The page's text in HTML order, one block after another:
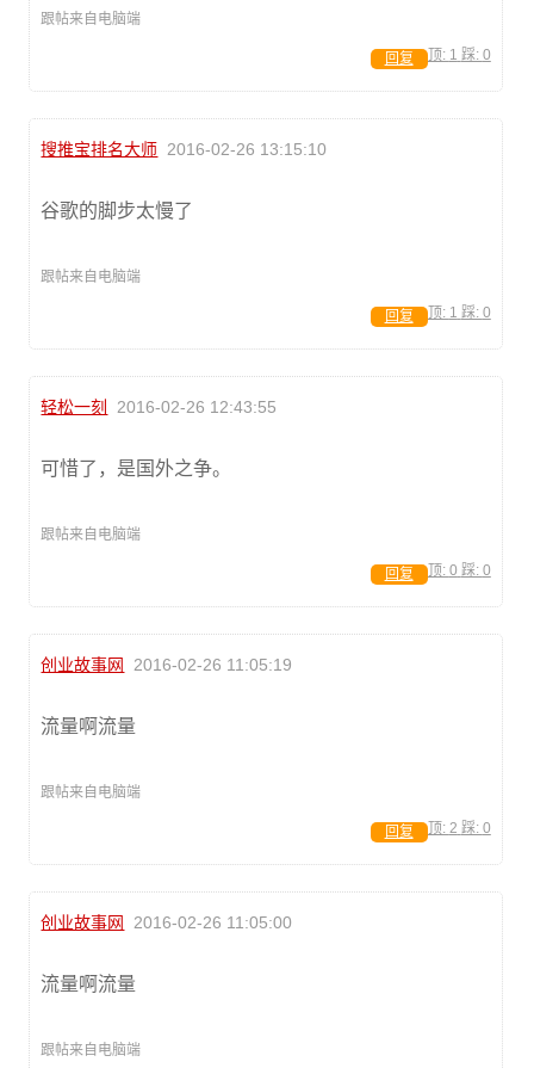
跟帖来自电脑端
顶: 1 踩: 0
回复
搜推宝排名大师 2016-02-26 13:15:10
谷歌的脚步太慢了
跟帖来自电脑端
顶: 1 踩: 0
回复
轻松一刻 2016-02-26 12:43:55
可惜了，是国外之争。
跟帖来自电脑端
顶: 0 踩: 0
回复
创业故事网 2016-02-26 11:05:19
流量啊流量
跟帖来自电脑端
顶: 2 踩: 0
回复
创业故事网 2016-02-26 11:05:00
流量啊流量
跟帖来自电脑端